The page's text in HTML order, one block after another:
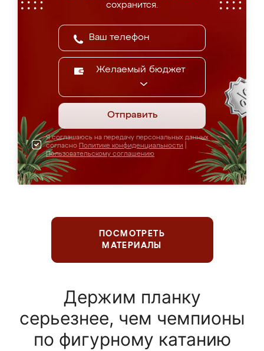
сохранится.
Желаемый бюджет
Отправить
Я соглашаюсь на передачу персональных данных
согласно Политике конфиденциальности
Пользовательскому соглашению
ПОСМОТРЕТЬ
МАТЕРИАЛЫ
Держим планку
серьезнее, чем чемпионы
по фигурному катанию